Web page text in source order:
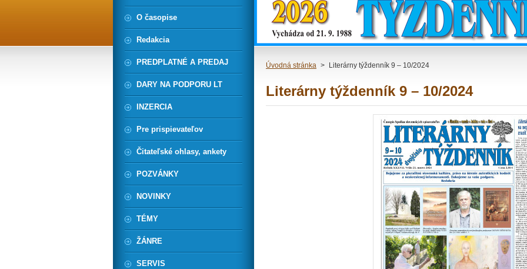
Úvodná stránka > Literárny týždenník 9 – 10/2024
Literárny týždenník 9 – 10/2024
O časopise
Redakcia
PREDPLATNÉ A PREDAJ
DARY NA PODPORU LT
INZERCIA
Pre prispievateľov
Čitateľské ohlasy, ankety
POZVÁNKY
NOVINKY
TÉMY
ŽÁNRE
SERVIS